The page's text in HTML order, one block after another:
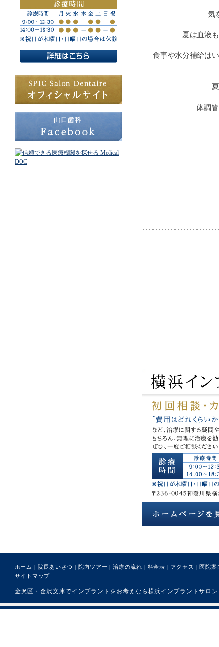
気
夏は血液
食事や水分補給は
体調
ホーム | 院長あいさつ | 院内ツアー | 治療の流れ | 料金表 | アクセス | 医院案
サイトマップ
金沢区・金沢文庫でインプラントをお考えなら横浜インプラントサ